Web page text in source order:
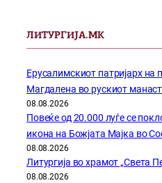
ЛИТУРГИЈА.МК
Ерусалимскиот патријарх на
Магдалена во рускиот
08.08.2026
Повеќе од 20.000 луѓе се
икона на Божјата Мајка во
08.08.2026
Литургија во храмот „Света
08.08.2026